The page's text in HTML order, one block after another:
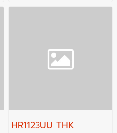
HR1123UU THK